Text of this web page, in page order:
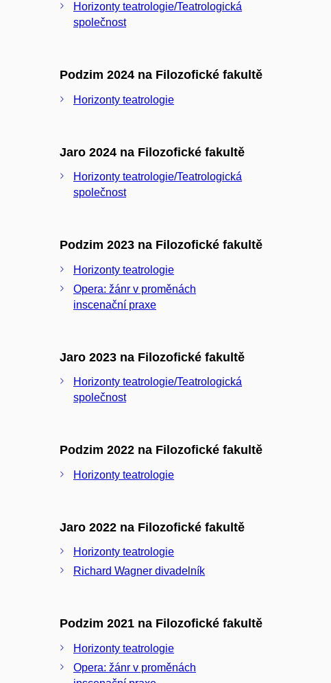
Horizonty teatrologie/Teatrologická
společnost
Podzim 2024 na Filozofické fakultě
Horizonty teatrologie
Jaro 2024 na Filozofické fakultě
Horizonty teatrologie/Teatrologická
společnost
Podzim 2023 na Filozofické fakultě
Horizonty teatrologie
Opera: žánr v proměnách
inscenační praxe
Jaro 2023 na Filozofické fakultě
Horizonty teatrologie/Teatrologická
společnost
Podzim 2022 na Filozofické fakultě
Horizonty teatrologie
Jaro 2022 na Filozofické fakultě
Horizonty teatrologie
Richard Wagner divadelník
Podzim 2021 na Filozofické fakultě
Horizonty teatrologie
Opera: žánr v proměnách